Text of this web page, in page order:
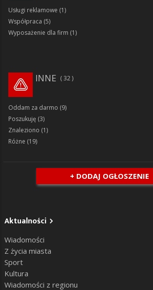
Usługi reklamowe (1)
Współpraca (5)
Wyposażenie dla firm (1)
32
INNE
Oddam za darmo (9)
Poszukuję (3)
Znaleziono (1)
Różne (19)
+ DODAJ OGŁOSZENIE
Aktualności
Wiadomości
Z życia miasta
Sport
Kultura
Wiadomości z regionu